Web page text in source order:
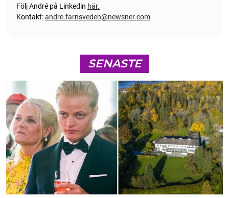
Följ André på Linkedin här.
Kontakt:andre.farnsveden@newsner.com
SENASTE